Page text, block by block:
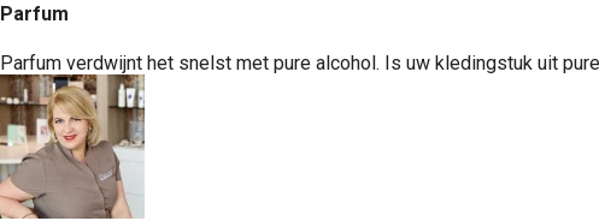
Parfum
Parfum verdwijnt het snelst met pure alcohol. Is uw kledingstuk uit